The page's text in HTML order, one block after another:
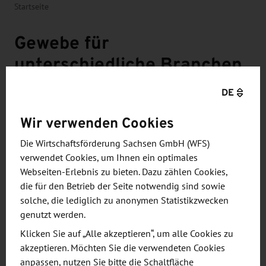
Startseite
Gewebe für
unterschiedliche Branchen
eigenständiges mittelständiges Unternehmen,
dass heute weltweit agiert. Zu ihren Produkten
gehören u. a. Filtersiebe und Transportbänder
für Industrie- und Umwelttechnik.
Die gewebten Siebe und Spiralsiebe kommen für
DE
Wir verwenden Cookies
Die Wirtschaftsförderung Sachsen GmbH (WFS)
verwendet Cookies, um Ihnen ein optimales
Webseiten-Erlebnis zu bieten. Dazu zählen Cookies,
die für den Betrieb der Seite notwendig sind sowie
solche, die lediglich zu anonymen Statistikzwecken
genutzt werden.
Klicken Sie auf „Alle akzeptieren“, um alle Cookies zu
akzeptieren. Möchten Sie die verwendeten Cookies
anpassen, nutzen Sie bitte die Schaltfläche